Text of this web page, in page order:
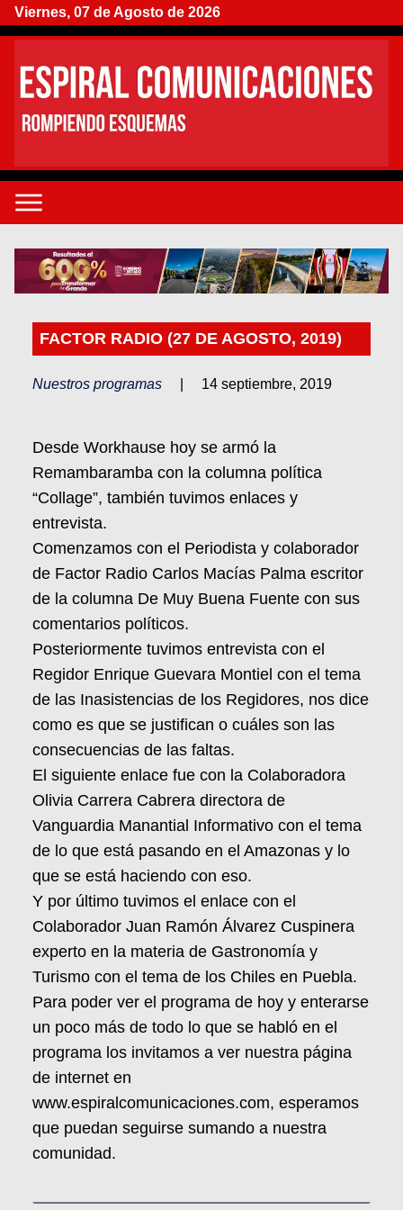
Viernes, 07 de Agosto de 2026
FACTOR RADIO (27 DE AGOSTO, 2019)
Nuestros programas 14 septiembre, 2019
Desde Workhause hoy se armó la
Remambaramba con la columna política
“Collage”, también tuvimos enlaces y
entrevista.
Comenzamos con el Periodista y colaborador
de Factor Radio Carlos Macías Palma escritor
de la columna De Muy Buena Fuente con sus
comentarios políticos.
Posteriormente tuvimos entrevista con el
Regidor Enrique Guevara Montiel con el tema
de las Inasistencias de los Regidores, nos dice
como es que se justifican o cuáles son las
consecuencias de las faltas.
El siguiente enlace fue con la Colaboradora
Olivia Carrera Cabrera directora de
Vanguardia Manantial Informativo con el tema
de lo que está pasando en el Amazonas y lo
que se está haciendo con eso.
Y por último tuvimos el enlace con el
Colaborador Juan Ramón Álvarez Cuspinera
experto en la materia de Gastronomía y
Turismo con el tema de los Chiles en Puebla.
Para poder ver el programa de hoy y enterarse
un poco más de todo lo que se habló en el
programa los invitamos a ver nuestra página
de internet en
www.espiralcomunicaciones.com, esperamos
que puedan seguirse sumando a nuestra
comunidad.